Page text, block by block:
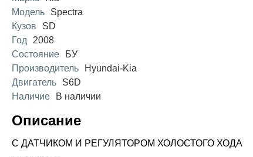
Модель
Spectra
Кузов
SD
Год
2008
Состояние
БУ
Производитель
Hyundai-Kia
Двигатель
S6D
Наличие
В наличии
Описание
С ДАТЧИКОМ И РЕГУЛЯТОРОМ ХОЛОСТОГО ХОДА